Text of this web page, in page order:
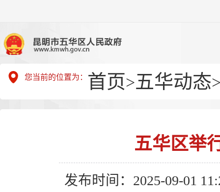
您当前的位置为： 首页>五华动态
五华区举
发布时间：2025-09-01